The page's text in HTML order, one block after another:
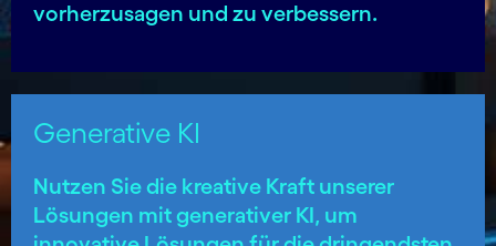
vorherzu­sagen und zu verbessern.
Generative KI
Nutzen Sie die kreative Kraft unserer
Lösungen mit generativer KI, um